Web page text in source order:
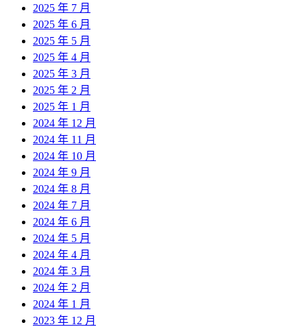
2025 年 7 月
2025 年 6 月
2025 年 5 月
2025 年 4 月
2025 年 3 月
2025 年 2 月
2025 年 1 月
2024 年 12 月
2024 年 11 月
2024 年 10 月
2024 年 9 月
2024 年 8 月
2024 年 7 月
2024 年 6 月
2024 年 5 月
2024 年 4 月
2024 年 3 月
2024 年 2 月
2024 年 1 月
2023 年 12 月